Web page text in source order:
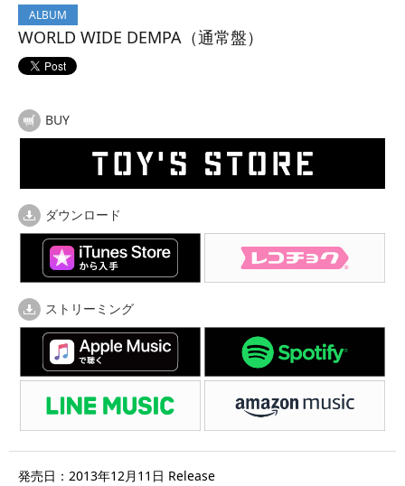
ALBUM
WORLD WIDE DEMPA（通常盤）
BUY
ダウンロード
ストリーミング
発売日：2013年12月11日 Release